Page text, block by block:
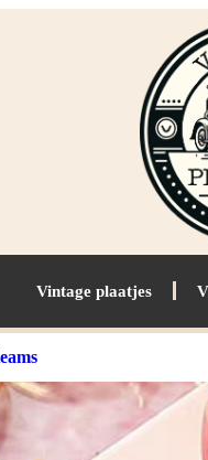
Vintage plaatjes